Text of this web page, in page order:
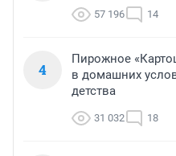
57 196 14
4
Пирожное
в домашних
детства
31 032 18